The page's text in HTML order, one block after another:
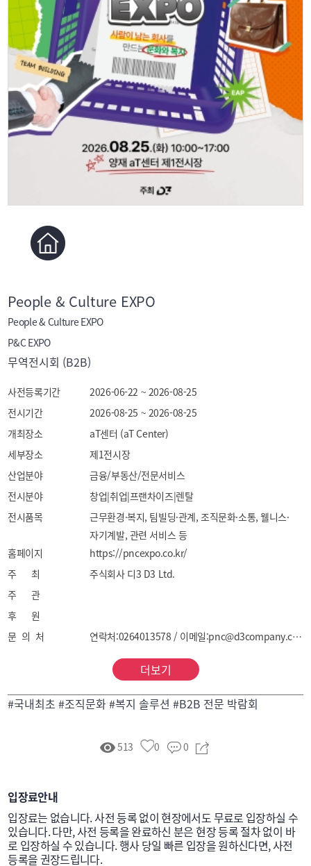
People & Culture EXPO
People & Culture EXPO
P&C EXPO
무역전시회 (B2B)
사전등록기간
2026-06-22 ~ 2026-08-25
전시기간
2026-08-25 ~ 2026-08-25
개최장소
aT센터 (aT Center)
세부장소
제1전시장
산업분야
금융/부동산/전문서비스
전시분야
창업|취업|프랜차이즈|렌탈
전시품목
근무환경·복지, 팀빌딩·관계, 조직문화·소통, 웰니스·
자기계발, 관련 서비스 등
홈페이지
https://pncexpo.co.kr/
주 최
주식회사 디3 D3 Ltd.
주 관
후 원
문 의 처
연락처:0264013578 / 이메일:pnc@d3company.co.kr
더보기
#국내최초 #조직문화 #복지 솔루션 #B2B 전문 박람회
513 0 0
입장료안내
입장료는 없습니다. 사전 등록 없이 현장에서도 무료로 입장하실 수
있습니다. 다만, 사전 등록을 완료하신 분은 현장 등록 절차 없이 바
로 입장하실 수 있습니다. 행사 당일 빠른 입장을 원하신다면, 사전
등록을 권장드립니다.